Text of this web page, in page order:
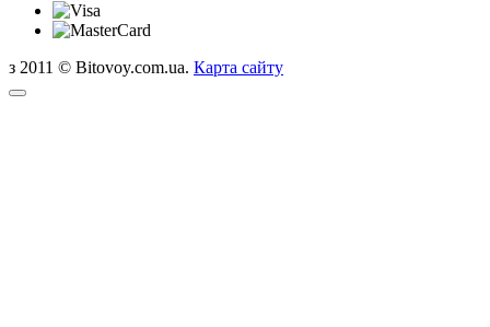
з 2011 © Bitovoy.com.ua. Карта сайту